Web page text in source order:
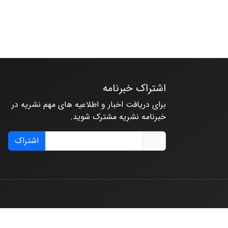
اشتراک خبرنامه
برای دریافت اخبار و اطلاعیه های مهم نشریه در
خبرنامه نشریه مشترک شوید.
اشتراک